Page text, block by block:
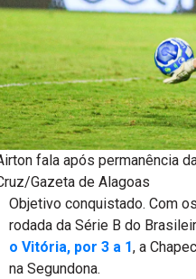
fala após permanência
Gazeta de Alagoas
Objetivo conquistado. Com
rodada da Série B do
o Vitória, por 3 a 1, a
na Segundona.